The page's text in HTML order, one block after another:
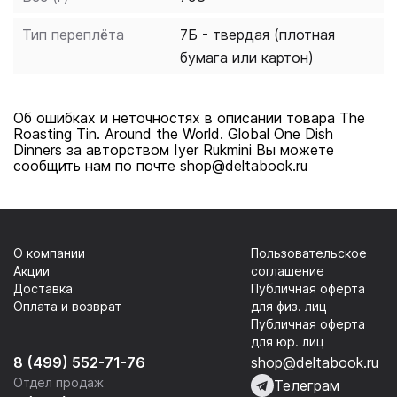
Тип переплёта
7Б - твердая (плотная
бумага или картон)
Об ошибках и неточностях в описании товара The
Roasting Tin. Around the World. Global One Dish
Dinners за авторством Iyer Rukmini Вы можете
сообщить нам по почте shop@deltabook.ru
8 (499) 552-71-76
Отдел продаж
О компании
Акции
Доставка
Оплата и возврат
Пользовательское
соглашение
Публичная оферта
для физ. лиц
Публичная оферта
для юр. лиц
shop@deltabook.ru
Телеграм